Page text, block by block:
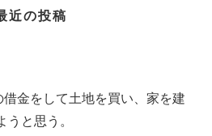
近の投稿
金をして土地を買い、家を建
うと思う。